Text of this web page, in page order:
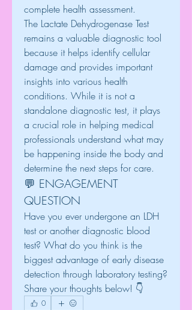
complete health assessment.
The Lactate Dehydrogenase Test
remains a valuable diagnostic tool
because it helps identify cellular
damage and provides important
insights into various health
conditions. While it is not a
standalone diagnostic test, it plays
a crucial role in helping medical
professionals understand what may
be happening inside the body and
determine the next steps for care.
💬 ENGAGEMENT
QUESTION
Have you ever undergone an LDH
test or another diagnostic blood
test? What do you think is the
biggest advantage of early disease
detection through laboratory testing?
Share your thoughts below! 👇
0